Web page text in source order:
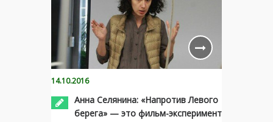
14.10.2016
Анна Селянина: «Напротив Левого
берега» — это фильм-эксперимент